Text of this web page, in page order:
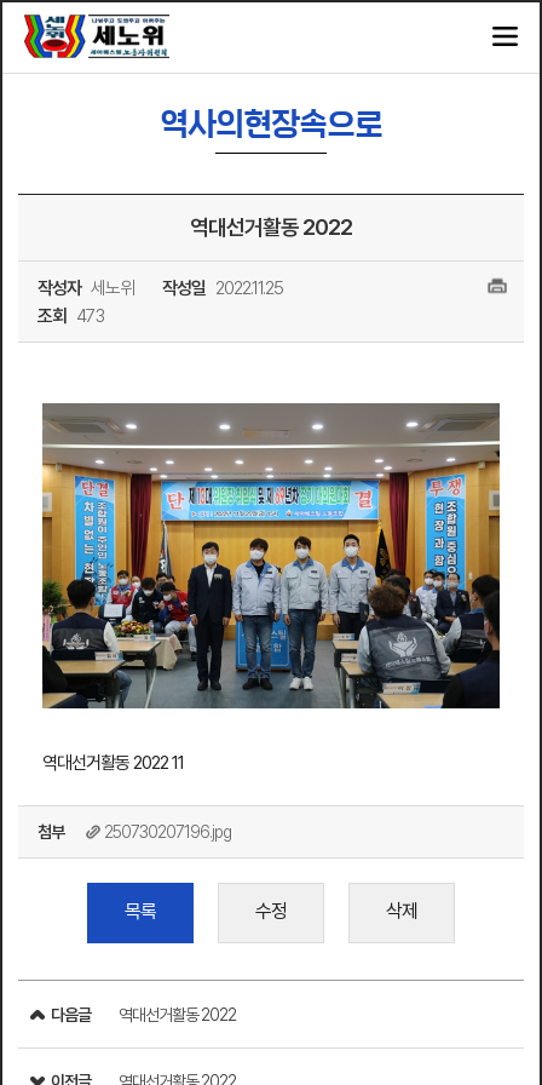
역사의현장속으로
역대선거활동 2022
작성자 세노위 작성일 2022.11.25
조회
473
역대선거활동 2022 11
첨부 250730207196.jpg
목록 수정 삭제
다음글 역대선거활동 2022